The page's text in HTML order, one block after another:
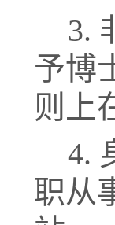
3.
予博
则上
4.
职从